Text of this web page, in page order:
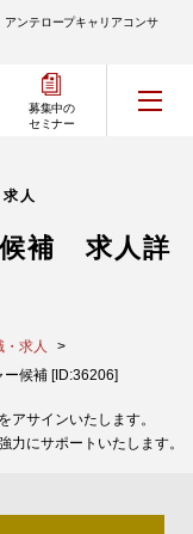
ンテロープキャリアコンサ
募集中の
セミナー
人
候補 求人詳
求人
候補 [ID:36206]
アサインいたします。
にサポートいたします。